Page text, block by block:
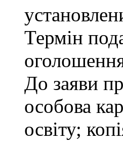
Термін
До заяви
особова
освіту;